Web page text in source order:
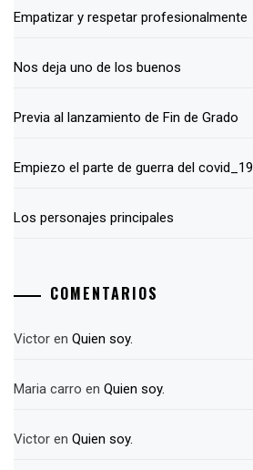
Empatizar y respetar profesionalmente
Nos deja uno de los buenos
Previa al lanzamiento de Fin de Grado
Empiezo el parte de guerra del covid_19
Los personajes principales
COMENTARIOS
Victor en Quien soy.
Maria carro en Quien soy.
Victor en Quien soy.